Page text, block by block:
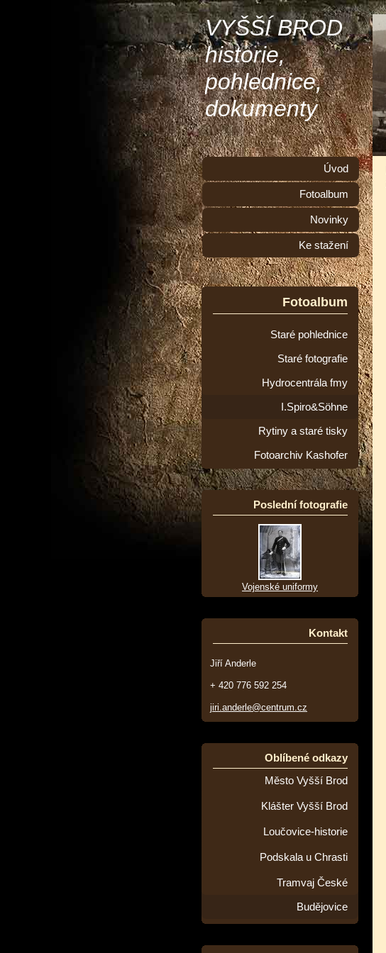
VYŠŠÍ BROD
historie,
pohlednice,
dokumenty
Úvod
Fotoalbum
Novinky
Ke stažení
Fotoalbum
Staré pohlednice
Staré fotografie
Hydrocentrála fmy
I.Spiro&Söhne
Rytiny a staré tisky
Fotoarchiv Kashofer
Poslední fotografie
Vojenské uniformy
Kontakt
Jiří Anderle
+ 420 776 592 254
jiri.anderle@centrum.cz
Oblíbené odkazy
Město Vyšší Brod
Klášter Vyšší Brod
Loučovice-historie
Podskala u Chrasti
Tramvaj České
Budějovice